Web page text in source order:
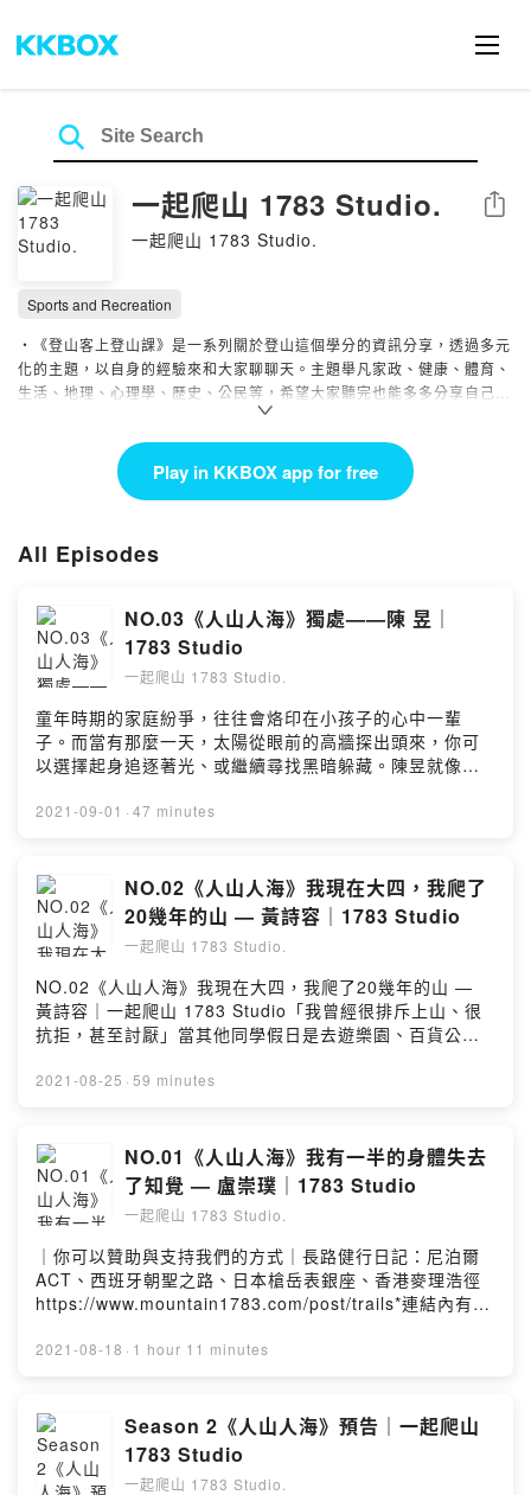
一起爬山 1783 Studio.
一起爬山 1783 Studio.
Share
Sports and Recreation
・《登山客上登山課》是一系列關於登山這個學分的資訊分享，透過多元
化的主題，以自身的經驗來和大家聊聊天。主題舉凡家政、健康、體育、
生活、地理、心理學、歷史、公民等，希望大家聽完也能多多分享自己的
EP.1《登山客上登山課》公民課：當個獨立的好山友
EP.2《登山客上登山課》健康課：保健室帶著走
EP.5《登山客上登山課》地理課：海外長程健行
LNT
・《人山人海》這個系列裡，我會以一段旅程、一條步道或形塑一位山友
的過程出發，針對這個人事物做紀實和對話討論，藉此擴及世界或臺灣各
同的與談人，有些可能跟你想像中的山友不太一樣，有些可能是你意想不
到的山友，有些甚至是因為接觸登山健行而改變了自己的工作或是生活方
式。每個人、每個故事、每段旅程，都有我們可以去理解包容、學習和尊
NO.03《人山人海》獨處 — 陳 昱
・P h o t o g r a p h y・
https://mountain1783.com
・I n s t a g r a m・
http://www.instagram.com/1783studio
・關 於 我 們 About us・
即合。我們開始在休假時一起爬山以及登百岳，而後2019年除了台灣，
我們也前往香港健行、日本百名山縱走。2020年則前往尼泊爾雪地健行
縱走。沒有特別搜集百岳的成就，有些甚至去了好多次，不過還是默默快
過半了呢。
We are Jian-Hong and Hsun-ming. We met each other in the end
of September, 2018, at the moment we’ve worked in the same
company. Since then, we always hike together in Taiwan, and
also did trek trails in Hong Kong and climb mountains in Japan in
Powered by Firstory Hosting
Play in KKBOX app for free
All Episodes
NO.03《人山人海》獨處——陳 昱｜
1783 Studio
一起爬山 1783 Studio.
童年時期的家庭紛爭，往往會烙印在小孩子的心中一輩
子。而當有那麼一天，太陽從眼前的高牆探出頭來，你可
以選擇起身追逐著光、或繼續尋找黑暗躲藏。陳昱就像是
耀著大地、和其他角落的夥伴們。「選擇放棄遠比繼續堅
享他的研究和想法讓我參與其中，我也一直對他所學的課
程充滿好奇。還記得他第一次和我說，他剛《獨處》結
束，是一個四天沒有任何外來吸收，沒有手機、沒有書
本、沒有人，一趟在荒野的自我對談。我聽了感到好奇、
感到害怕、感到興奮。我越深入了解，才明白獨處對於人
與自然的意義、自我與他人的意義、理性與感性、貪婪與
生存。「很久很久以後我才明白，唯有丟棄我在城市裡所
學到的一切，才能真正地融入自然裡頭。我必須忘記習以
為常來迎接那些變化。但是我真的是一個全然的空殼嗎？
的船上的木頭逐漸被替換，直到所有的木頭都不是原來的
木頭，那這艘船還是原來的那艘船嗎？Powered by
Firstory Hosting
2021-09-01 · 47 minutes
NO.02《人山人海》我現在大四，我爬了
20幾年的山 — 黃詩容｜1783 Studio
一起爬山 1783 Studio.
NO.02《人山人海》我現在大四，我爬了20幾年的山 —
黃詩容｜一起爬山 1783 Studio「我曾經很排斥上山、很
抗拒，甚至討厭」當其他同學假日是去遊樂園、百貨公司
時候真的很生氣但山總是用不同的方式擁抱我，在我最焦
境陶冶之下，好像也和山成了朋友「以前山真的就像我的
朋友陪伴我長大，現在才明白山原來是我的老師」好幾次
在人生低谷或重要環節的時間點，上山總是給詩容一種寧
靜的慰藉「這二十年的經驗，讓我看過了大大小小的事
情，所以分享和帶大家用正確的方式認識山，這好像是我
的使命？」我們都曾犯過錯、也曾看過許多荒謬的小事，
所以當我們有能力分享，我們是義不容辭的就讓我們來聽
聽詩容這二十年來和山的緣分、還有她想告訴大家的幾件
重要的事Powered by Firstory Hosting
2021-08-25 · 59 minutes
NO.01《人山人海》我有一半的身體失去
了知覺 — 盧崇璞｜1783 Studio
一起爬山 1783 Studio.
｜你可以贊助與支持我們的方式｜長路健行日記：尼泊爾
ACT、西班牙朝聖之路、日本槍岳表銀座、香港麥理浩徑
https://www.mountain1783.com/post/trails*連結內有四
關訊息NO.01《人山人海》我有一半的身體失去了知覺 —
加護病房奮鬥14天之後 — 左半身 癱瘓在那之前，崇璞是
一個鋼管舞老師、環遊世界的背包客「對你還說可能只是
一趟輕旅行，對我來說卻是一條漫漫長路」崇璞說自己整
2021-08-18 · 1 hour 11 minutes
Season 2《人山人海》預告｜一起爬山
1783 Studio
一起爬山 1783 Studio.